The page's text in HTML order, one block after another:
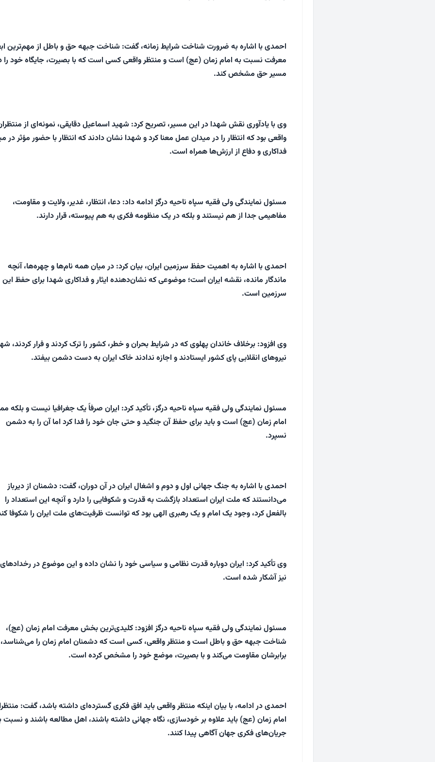
احمدی با اشاره به ضرورت شناخت شرایط زمانه، گفت: شناخت جبهه حق و باطل از مهم‌ترین
معرفت نسبت به امام زمان (عج) است و منتظر واقعی کسی است که با بصیرت، جایگاه خود را
مسیر حق مشخص کند.
وی با یادآوری نقش شهدا در این مسیر، تصریح کرد: شهید اسماعیل دقایقی، نمونه‌ای از
واقعی بود که انتظار را در میدان عمل معنا کرد و شهدا نشان دادند که انتظار با حضور مؤثر در
فداکاری و دفاع از ارزش‌ها همراه است.
مسئول نمایندگی ولی فقیه سپاه ناحیه درگز ادامه داد: دعا، انتظار، غدیر، ولایت و مقاومت،
مفاهیمی جدا از هم نیستند و بلکه در یک منظومه فکری به هم پیوسته، قرار دارند.
احمدی با اشاره به اهمیت حفظ سرزمین ایران، بیان کرد: در میان همه نام‌ها و چهره‌ها، آنچه
ماندگار مانده، نقشه ایران است؛ موضوعی که نشان‌دهنده‌ ایثار و فداکاری شهدا برای حفظ این
سرزمین است.
وی افزود: برخلاف خاندان پهلوی که در شرایط بحران و خطر، کشور را ترک کردند و فرار کردند،
نیروهای انقلابی پای کشور ایستادند و اجازه ندادند خاک ایران به دست دشمن بیفتد.
مسئول نمایندگی ولی فقیه سپاه ناحیه درگز، تأکید کرد: ایران صرفاً یک جغرافیا نیست و بلکه
امام زمان (عج) است و باید برای حفظ آن جنگید و حتی جان خود را فدا کرد اما آن را به دشمن
نسپرد.
احمدی با اشاره به جنگ جهانی اول و دوم و اشغال ایران در آن دوران، گفت: دشمنان از دیرباز
می‌دانستند که ملت ایران استعداد بازگشت به قدرت و شکوفایی را دارد و آنچه این استعداد را
بالفعل کرد، وجود یک امام و یک رهبری الهی بود که توانست ظرفیت‌های ملت ایران را شکوفا
وی تأکید کرد: ایران دوباره قدرت نظامی و سیاسی خود را نشان داده و این موضوع در
نیز آشکار شده است.
مسئول نمایندگی ولی فقیه سپاه ناحیه درگز افزود: کلیدی‌ترین بخش معرفت امام زمان (عج)،
شناخت جبهه حق و باطل است و منتظر واقعی، کسی است که دشمنان امام زمان را
برابرشان مقاومت می‌کند و با بصیرت، موضع خود را مشخص کرده است.
احمدی در ادامه، با بیان اینکه منتظر واقعی باید افق فکری گسترده‌ای داشته باشد، گفت:
امام زمان (عج) باید علاوه بر خودسازی، نگاه جهانی داشته باشند، اهل مطالعه باشند و نسبت
جریان‌های فکری جهان آگاهی پیدا کنند.